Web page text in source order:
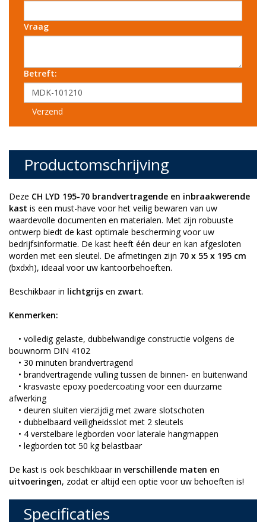
Vraag
Betreft:
Verzend
Productomschrijving
Deze CH LYD 195-70 brandvertragende en inbraakwerende
kast is een must-have voor het veilig bewaren van uw
waardevolle documenten en materialen. Met zijn robuuste
ontwerp biedt de kast optimale bescherming voor uw
bedrijfsinformatie. De kast heeft één deur en kan afgesloten
worden met een sleutel. De afmetingen zijn 70 x 55 x 195 cm
(bxdxh), ideaal voor uw kantoorbehoeften.
Beschikbaar in lichtgrijs en zwart.
Kenmerken:
• volledig gelaste, dubbelwandige constructie volgens de
bouwnorm DIN 4102
• 30 minuten brandvertragend
• brandvertragende vulling tussen de binnen- en buitenwand
• krasvaste epoxy poedercoating voor een duurzame
afwerking
• deuren sluiten vierzijdig met zware slotschoten
• dubbelbaard veiligheidsslot met 2 sleutels
• 4 verstelbare legborden voor laterale hangmappen
• legborden tot 50 kg belastbaar
De kast is ook beschikbaar in verschillende maten en
uitvoeringen, zodat er altijd een optie voor uw behoeften is!
Specificaties